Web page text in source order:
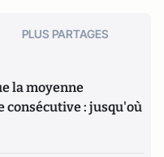
PLUS PARTAGES
la moyenne
consécutive : jusqu'où